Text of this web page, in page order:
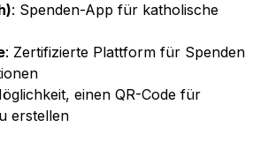
: Spenden-App für katholische
: Zertifizierte Plattform für Spenden
einen QR-Code für
erstellen